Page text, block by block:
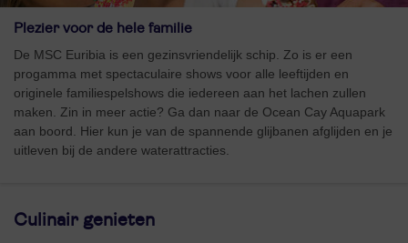
Plezier voor de hele familie
De MSC Euribia is een gezinsvriendelijk schip. Zo is er een
progamma met spectaculaire shows voor alle leeftijden en
originele familiespelshows die iedereen aan het lachen zullen
maken. Zin in meer actie? Ga dan naar de Ocean Cay Aquapark
aan boord. Hier kun je van de spannende glijbanen afglijden en je
uitleven bij de andere waterattracties.
Culinair genieten